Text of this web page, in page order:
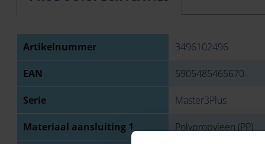
Artikelnummer 3496102496
EAN 5905485465670
Serie Master3Plus
Materiaal aansluiting 1 Polypropyleen (PP)